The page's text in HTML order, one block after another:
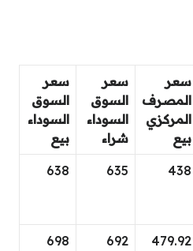
سعر
المصرف
المركزي
بيع
سعر
السوق
السوداء
شراء
سعر
السوق
السوداء
بيع
438
635
638
479.92
692
698